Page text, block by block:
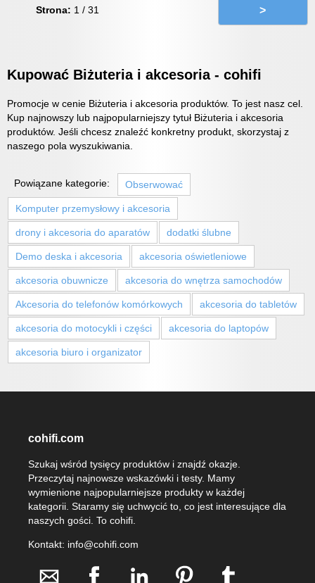
Strona: 1 / 31 >
Kupować Biżuteria i akcesoria - cohifi
Promocje w cenie Biżuteria i akcesoria produktów. To jest nasz cel.
Kup najnowszy lub najpopularniejszy tytuł Biżuteria i akcesoria
produktów. Jeśli chcesz znaleźć konkretny produkt, skorzystaj z
naszego pola wyszukiwania.
Powiązane kategorie: Obserwować
Komputer przemysłowy i akcesoria
drony i akcesoria do aparatów dodatki ślubne
Demo deska i akcesoria akcesoria oświetleniowe
akcesoria obuwnicze akcesoria do wnętrza samochodów
Akcesoria do telefonów komórkowych akcesoria do tabletów
akcesoria do motocykli i części akcesoria do laptopów
akcesoria biuro i organizator
cohifi.com
Szukaj wśród tysięcy produktów i znajdź okazje.
Przeczytaj najnowsze wskazówki i testy. Mamy
wymienione najpopularniejsze produkty w każdej
kategorii. Staramy się uchwycić to, co jest interesujące dla
naszych gości. To cohifi.
Kontakt: info@cohifi.com